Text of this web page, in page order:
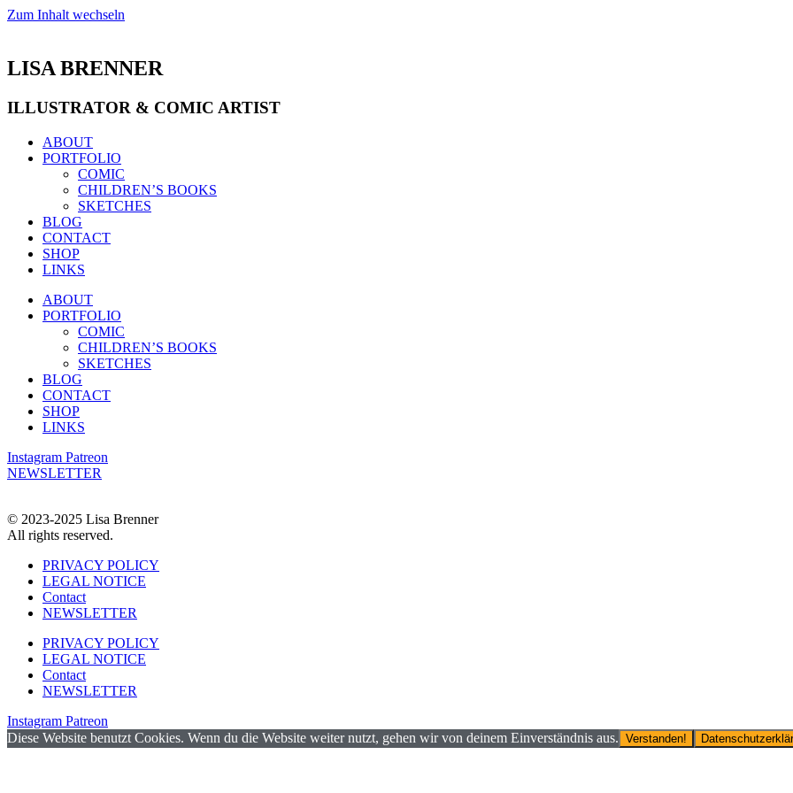
Zum Inhalt wechseln
LISA BRENNER
ILLUSTRATOR & COMIC ARTIST
ABOUT
PORTFOLIO
COMIC
CHILDREN’S BOOKS
SKETCHES
BLOG
CONTACT
SHOP
LINKS
ABOUT
PORTFOLIO
COMIC
CHILDREN’S BOOKS
SKETCHES
BLOG
CONTACT
SHOP
LINKS
Instagram Patreon
NEWSLETTER
© 2023-2025 Lisa Brenner
All rights reserved.
PRIVACY POLICY
LEGAL NOTICE
Contact
NEWSLETTER
PRIVACY POLICY
LEGAL NOTICE
Contact
NEWSLETTER
Instagram Patreon
Diese Website benutzt Cookies. Wenn du die Website weiter nutzt, gehen wir von deinem Einverständnis aus. Verstanden!